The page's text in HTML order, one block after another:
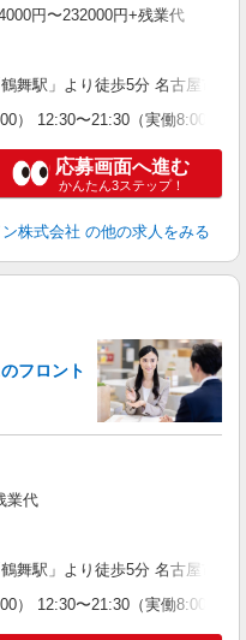
円〜232000円+残業代
舞駅」より徒歩5分 名古屋市営
） 12:30〜21:30（実働8:00／
応募画面へ進む
かんたん3ステップ！
株式会社 の他の求人をみる
フロント
業代
舞駅」より徒歩5分 名古屋市営
） 12:30〜21:30（実働8:00／